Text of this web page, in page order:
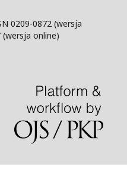
0209-0872 (wersja
(wersja online)